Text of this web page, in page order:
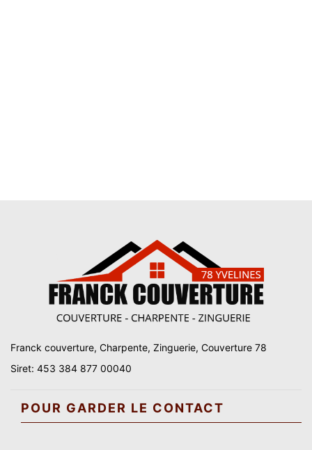
Franck couverture, Charpente, Zinguerie, Couverture 78
Siret: 453 384 877 00040
POUR GARDER LE CONTACT